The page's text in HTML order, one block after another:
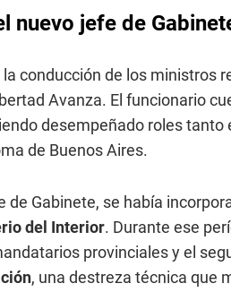
nuevo jefe de
conducción de los ministros
Avanza. El funcionario
desempeñado roles tanto
de Buenos Aires.
Gabinete, se había
del Interior. Durante ese
provinciales y el
, una destreza técnica que